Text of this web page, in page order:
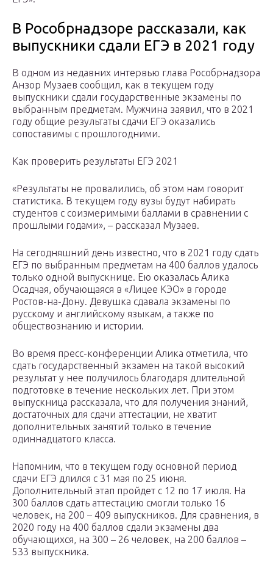
В Рособрнадзоре рассказали, как
выпускники сдали ЕГЭ в 2021 году
В одном из недавних интервью глава Рособрнадзора
Анзор Музаев сообщил, как в текущем году
выпускники сдали государственные экзамены по
выбранным предметам. Мужчина заявил, что в 2021
году общие результаты сдачи ЕГЭ оказались
сопоставимы с прошлогодними.
Как проверить результаты ЕГЭ 2021
«Результаты не провалились, об этом нам говорит
статистика. В текущем году вузы будут набирать
студентов с соизмеримыми баллами в сравнении с
прошлыми годами», – рассказал Музаев.
На сегодняшний день известно, что в 2021 году сдать
ЕГЭ по выбранным предметам на 400 баллов удалось
только одной выпускнице. Ею оказалась Алика
Осадчая, обучающаяся в «Лицее КЭО» в городе
Ростов-на-Дону. Девушка сдавала экзамены по
русскому и английскому языкам, а также по
обществознанию и истории.
Во время пресс-конференции Алика отметила, что
сдать государственный экзамен на такой высокий
результат у нее получилось благодаря длительной
подготовке в течение нескольких лет. При этом
выпускница рассказала, что для получения знаний,
достаточных для сдачи аттестации, не хватит
дополнительных занятий только в течение
одиннадцатого класса.
Напомним, что в текущем году основной период
сдачи ЕГЭ длился с 31 мая по 25 июня.
Дополнительный этап пройдет с 12 по 17 июля. На
300 баллов сдать аттестацию смогли только 16
человек, на 200 – 409 выпускников. Для сравнения, в
2020 году на 400 баллов сдали экзамены два
обучающихся, на 300 – 26 человек, на 200 баллов –
533 выпускника.